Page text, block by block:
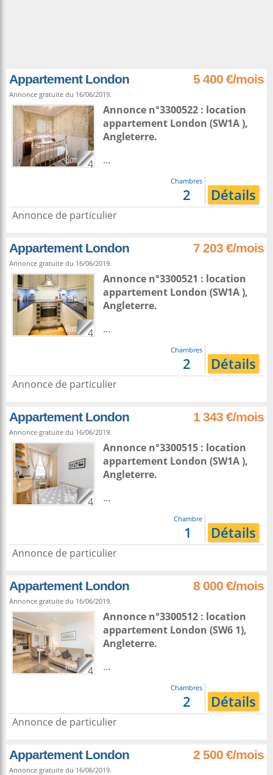
Appartement London 5 400 €/mois
Annonce gratuite du 16/06/2019.
4
Annonce n°3300522 : location
appartement London (SW1A ),
Angleterre.
...
Chambres
2 Détails
Annonce de particulier
Appartement London 7 203 €/mois
Annonce gratuite du 16/06/2019.
4
Annonce n°3300521 : location
appartement London (SW1A ),
Angleterre.
...
Chambres
2 Détails
Annonce de particulier
Appartement London 1 343 €/mois
Annonce gratuite du 16/06/2019.
4
Annonce n°3300515 : location
appartement London (SW1A ),
Angleterre.
...
Chambre
1 Détails
Annonce de particulier
Appartement London 8 000 €/mois
Annonce gratuite du 16/06/2019.
4
Annonce n°3300512 : location
appartement London (SW6 1),
Angleterre.
...
Chambres
2 Détails
Annonce de particulier
Appartement London 2 500 €/mois
Annonce gratuite du 16/06/2019.